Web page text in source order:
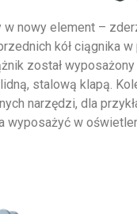
nowy element –
kół ciągnika
został
stalową klapą.
narzędzi, dla
wyposażyć w